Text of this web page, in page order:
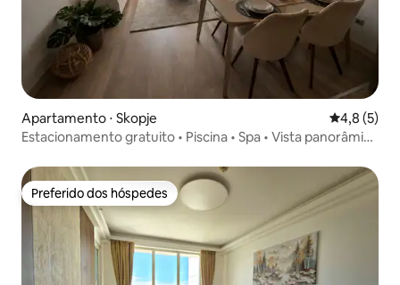
Apartamento ⋅ Skopje 4,8 de
4,8 (5)
Estacionamento gratuito • Piscina • Spa • Vista panorâmica
Preferido dos hóspedes
Preferido dos hóspedes